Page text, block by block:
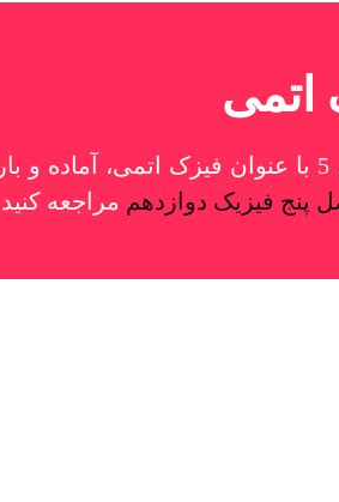
اتمی
جزوه فیزیک دوازدهم در فصل 5 با عنوان
پنج فیزیک دوازدهم مراجعه